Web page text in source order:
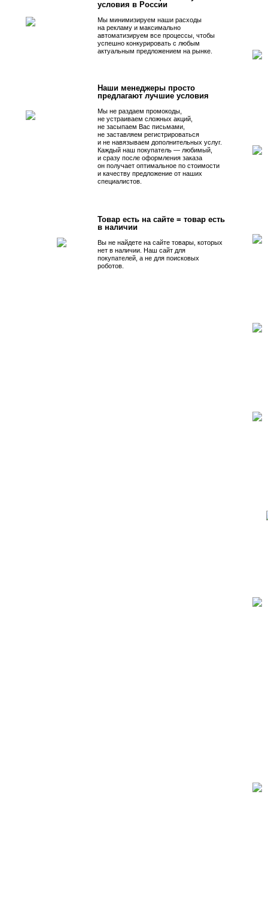
условия в России
Мы минимизируем наши расходы
на рекламу и максимально
автоматизируем все процессы, чтобы
успешно конкурировать с любым
актуальным предложением на рынке.
Наши менеджеры просто
предлагают лучшие условия
Мы не раздаем промокоды,
не устраиваем сложных акций,
не засыпаем Вас письмами,
не заставляем регистрироваться
и не навязываем дополнительных услуг.
Каждый наш покупатель — любимый,
и сразу после оформления заказа
он получает оптимальное по стоимости
и качеству предложение от наших
специалистов.
Товар есть на сайте = товар есть
в наличии
Вы не найдете на сайте товары, которых
нет в наличии. Наш сайт для
покупателей, а не для поисковых
роботов.